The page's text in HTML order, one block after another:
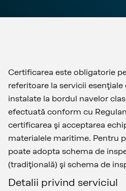
Certificarea este obligatorie
referitoare la servicii esenţiale
instalate la bordul navelor
efectuată conform cu
certificarea şi acceptarea
materialele maritime. Pentru
poate adopta schema de
(tradiţională) şi schema de
Detalii privind serviciul